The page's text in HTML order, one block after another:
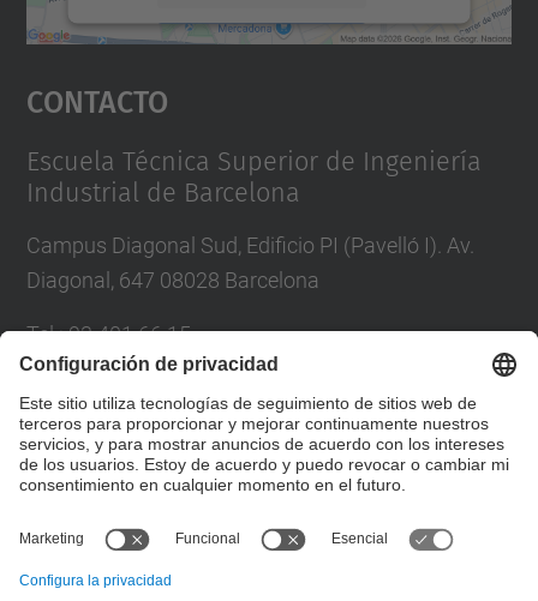
Aceptar
powered by
Contacto
Escuela Técnica Superior de Ingeniería
Industrial de Barcelona
Campus Diagonal Sud, Edificio PI (Pavelló I). Av.
Diagonal, 647 08028 Barcelona
Tel.:93 401 66 15
Directorio UPC
Formulario de contacto